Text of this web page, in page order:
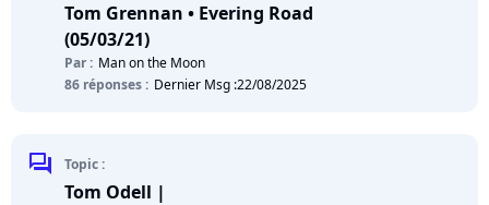
Tom Grennan • Evering Road
(05/03/21)
Par : Man on the Moon
86 réponses : Dernier Msg :22/08/2025
chat Topic :
Tom Odell |